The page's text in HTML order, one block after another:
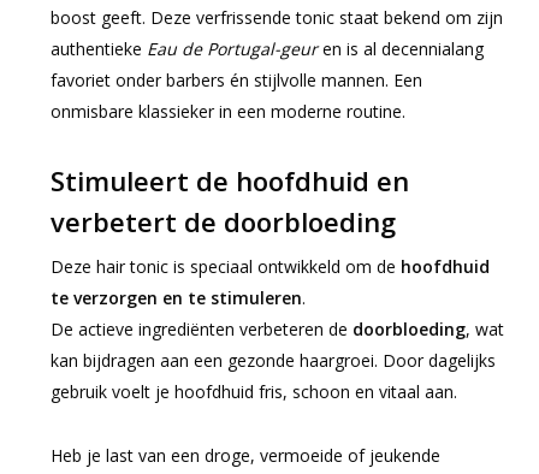
boost geeft. Deze verfrissende tonic staat bekend om zijn
authentieke Eau de Portugal-geuren is al decennialang
favoriet onder barbers én stijlvolle mannen. Een
onmisbare klassieker in een moderne routine.
Stimuleert de hoofdhuid en
verbetert de doorbloeding
Deze hair tonic is speciaal ontwikkeld om de hoofdhuid
te verzorgen en te stimuleren.
De actieve ingrediënten verbeteren de doorbloeding, wat
kan bijdragen aan een gezonde haargroei. Door dagelijks
gebruik voelt je hoofdhuid fris, schoon en vitaal aan.
Heb je last van een droge, vermoeide of jeukende